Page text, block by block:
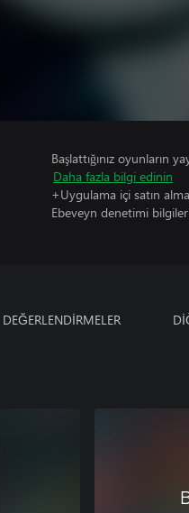
Başlattığınız oyunların
Daha fazla bilgi edinin
+Uygulama içi satın
Ebeveyn denetimi
DEĞERLENDİRMELER